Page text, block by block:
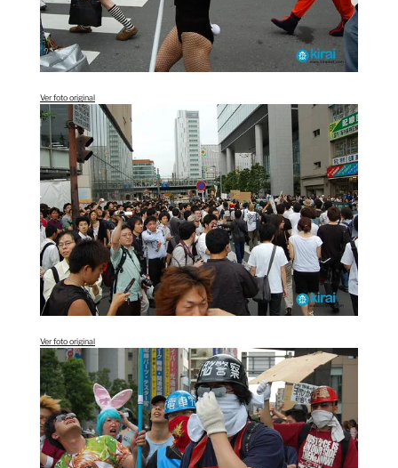
Ver foto original
Ver foto original